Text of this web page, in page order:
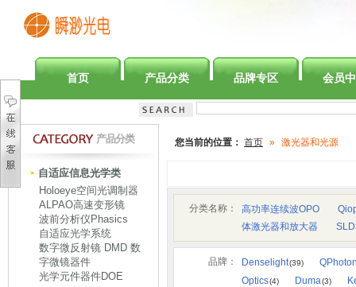
首页 产品分类 品牌专区 会员
产品分类
自适应信息光学类
Holoeye空间光调制器
ALPAO高速变形镜
波前分析仪Phasics
自适应光学系统
数字微反射镜 DMD 数
字微镜器件
光学元件器件DOE
您当前的位置： 首页 » 激光器和光源
分类名称： 高功率连续波OPO
体激光器和放大器
品牌： Denselight(39)
Optics(4) Duma(3)